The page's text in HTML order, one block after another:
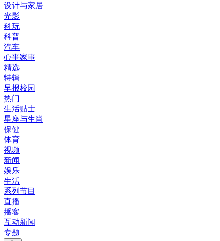
设计与家居
光影
科玩
科普
汽车
心事家事
精选
特辑
早报校园
热门
生活贴士
星座与生肖
保健
体育
视频
新闻
娱乐
生活
系列节目
直播
播客
互动新闻
专题